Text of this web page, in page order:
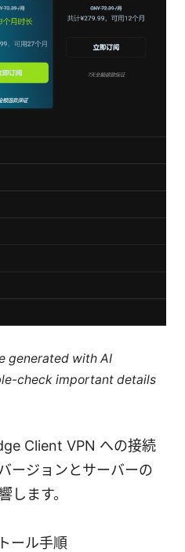
generated with AI
check important details
Client VPN への接続
ージョンとサーバーの
します。
ール手順